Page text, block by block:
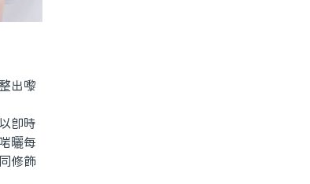
出嚟
即時
曬每
修飾